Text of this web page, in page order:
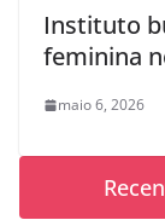
Instituto
feminina
maio 6, 2026